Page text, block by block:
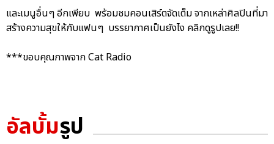
และเมนูอื่นๆ อีกเพียบ พร้อมชมคอนเสิร์ตจัดเต็ม จากเหล่าศิลปินที่มา
สร้างความสุขให้กับแฟนๆ บรรยากาศเป็นยังไง คลิกดูรูปเลย!!
***ขอบคุณภาพจาก Cat Radio
อัลบั้มรูป